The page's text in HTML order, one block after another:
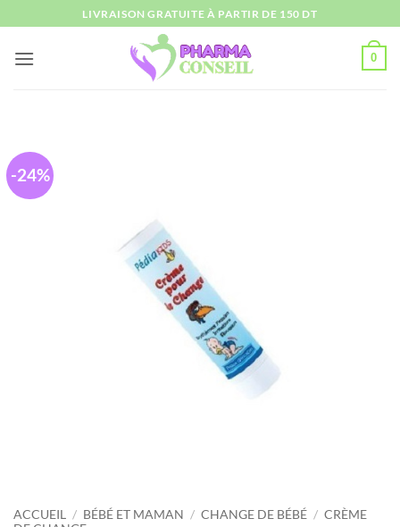
au
contenu
LIVRAISON GRATUITE À PARTIR DE 150 DT
0
-24%
ACCUEIL / BÉBÉ ET MAMAN / CHANGE DE BÉBÉ / CRÈME